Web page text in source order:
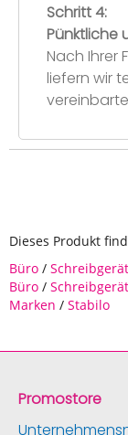
Schritt 4:
Pünktliche
Nach Ihrer
liefern wir
Dieses Produkt
Büro /
Büro /
Marken / Stabilo
Promostore